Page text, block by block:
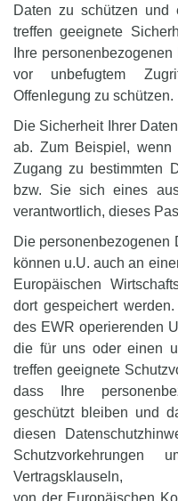
Daten zu schützen und
treffen geeignete
Ihre
vor unbefugtem
Offenlegung zu schützen.
Die Sicherheit Ihrer
ab. Zum Beispiel,
Zugang zu bestimmten
bzw. Sie sich eines
verantwortlich, dieses
Die personenbezogenen
können u.U. auch an
Europäischen
dort gespeichert
des EWR operierenden
die für uns oder einen
treffen geeignete
dass Ihre
geschützt bleiben und
diesen
Schutzvorkehrungen
von der Europäischen